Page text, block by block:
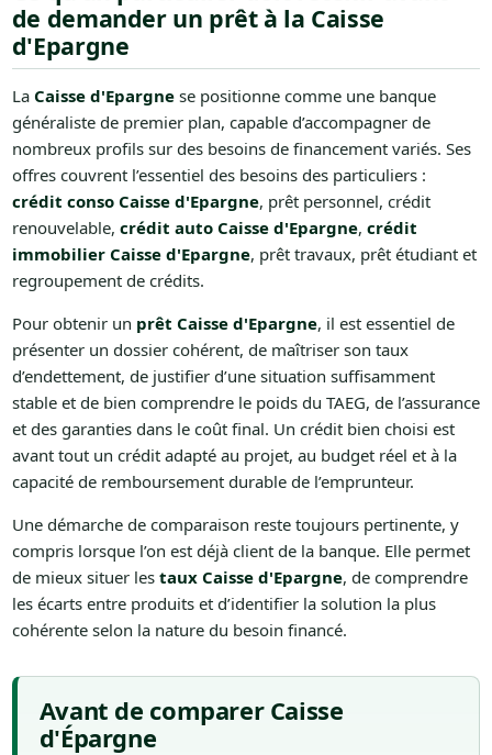
de demander un prêt à la Caisse
d'Epargne
La Caisse d'Epargnese positionne comme une banque
généraliste de premier plan, capable d’accompagner de
nombreux profils sur des besoins de financement variés. Ses
offres couvrent l’essentiel des besoins des particuliers :
crédit conso Caisse d'Epargne, prêt personnel, crédit
renouvelable, crédit auto Caisse d'Epargne, crédit
immobilier Caisse d'Epargne, prêt travaux, prêt étudiant et
regroupement de crédits.
Pour obtenir un prêt Caisse d'Epargne, il est essentiel de
présenter un dossier cohérent, de maîtriser son taux
d’endettement, de justifier d’une situation suffisamment
stable et de bien comprendre le poids du TAEG, de l’assurance
et des garanties dans le coût final. Un crédit bien choisi est
avant tout un crédit adapté au projet, au budget réel et à la
capacité de remboursement durable de l’emprunteur.
Une démarche de comparaison reste toujours pertinente, y
compris lorsque l’on est déjà client de la banque. Elle permet
de mieux situer les taux Caisse d'Epargne, de comprendre
les écarts entre produits et d’identifier la solution la plus
cohérente selon la nature du besoin financé.
Avant de comparer Caisse
d'Épargne